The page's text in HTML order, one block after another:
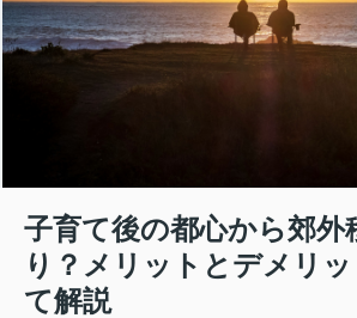
子育て後の都心から郊外
り？メリットとデメリ
て解説